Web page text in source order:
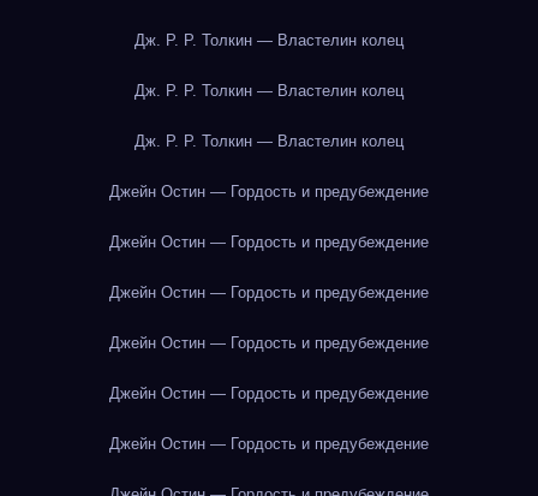
Дж. Р. Р. Толкин — Властелин колец
Дж. Р. Р. Толкин — Властелин колец
Дж. Р. Р. Толкин — Властелин колец
Джейн Остин — Гордость и предубеждение
Джейн Остин — Гордость и предубеждение
Джейн Остин — Гордость и предубеждение
Джейн Остин — Гордость и предубеждение
Джейн Остин — Гордость и предубеждение
Джейн Остин — Гордость и предубеждение